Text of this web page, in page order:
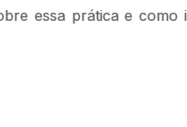
essa prática e como